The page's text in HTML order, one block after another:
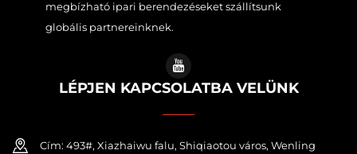
megbízható ipari berendezéseket szállítsunk
globális partnereinknek.
LÉPJEN KAPCSOLATBA VELÜNK
Cím: 493#, Xiazhaiwu falu, Shiqiaotou város, Wenling